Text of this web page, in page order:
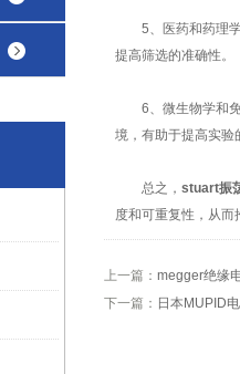
5、医药和药理学
提高筛选的准确性。
6、微生物学和免
境，有助于提高实验
总之， stuart振
度和可重复性，从
上一篇： megger绝缘
下一篇： 日本MUPID